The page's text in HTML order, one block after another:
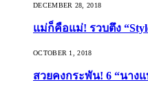
DECEMBER 28, 2018
แม่ก็คือแม่! รวบตึง
OCTOBER 1, 2018
สวยคงกระพัน! 6 “นาง